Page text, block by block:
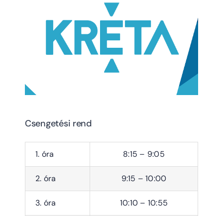
Csengetési rend
1. óra 8:15 – 9:05
2. óra 9:15 – 10:00
3. óra 10:10 – 10:55